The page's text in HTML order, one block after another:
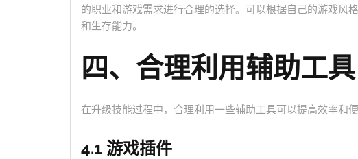
的职业和游戏需求进行合理的选择。可以根据自己的游戏风
和生存能力。
四、合理利用辅助工具
在升级技能过程中，合理利用一些辅助工具可以提高效率和便
4.1 游戏插件